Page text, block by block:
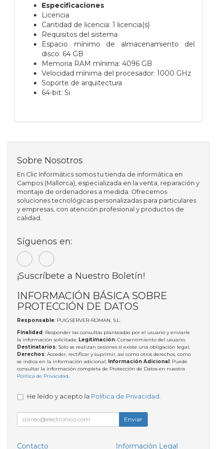
Especificaciones
Licencia
Cantidad de licencia: 1 licencia(s)
Requisitos del sistema
Espacio mínimo de almacenamiento del
disco: 64 GB
Memoria RAM mínima: 4096 GB
Velocidad mínima del procesador: 1000 GHz
Soporte de arquitectura
64-bit: Si
Sobre Nosotros
En Clic Informàtics somos tu tienda de informática en
Campos (Mallorca), especializada en la venta, reparación y
montaje de ordenadores a medida. Ofrecemos
soluciones tecnológicas personalizadas para particulares
y empresas, con atención profesional y productos de
calidad.
Síguenos en:
¡Suscríbete a Nuestro Boletín!
INFORMACIÓN BÁSICA SOBRE
PROTECCIÓN DE DATOS
Responsable: PUIGSERVER-ROMAN, S.L.
Finalidad: Responder las consultas planteadas por el usuario y enviarle
la información solicitada; Legitimación: Consentimiento del usuario;
Destinatarios: Solo se realizan cesiones si existe una obligación legal;
Derechos: Acceder, rectificar y suprimir, así como otros derechos, como
se indica en la información adicional; Información Adicional: Puede
consultar la información completa de Protección de Datos en nuestra
Política de Privacidad.
He leído y acepto la Política de Privacidad
Enviar
Contacto Información Legal